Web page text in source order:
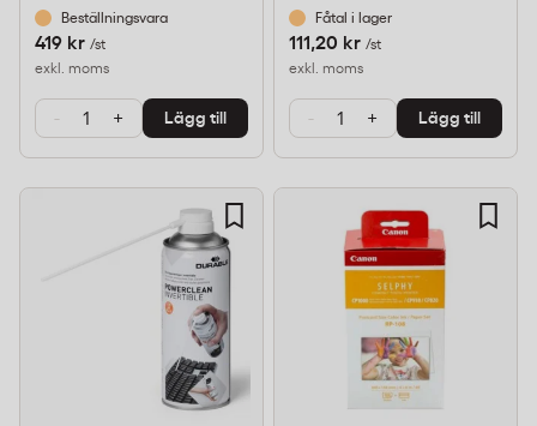
Beställningsvara
419 kr /st
exkl. moms
- + Lägg till
Fåtal i lager
111,20 kr /st
exkl. moms
- + Lägg till